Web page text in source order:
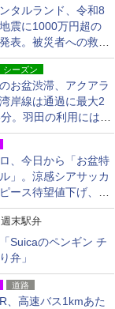
タルランド、令和8
震に1000万円超の
表。被災者への救援
旧支援
シーズン
お盆渋滞、アクアラ
岸線は通過に最大2
。羽田の利用には
出口」の利用検討を
、今日から「お盆特
」。涼感シアサッカ
ース待望値下げ、撥
ョーツは1990円に
週末駅弁
Suicaのペンギン チ
弁」
道路
、高速バス1kmあた